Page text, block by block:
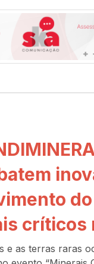
críticos
e as terras raras